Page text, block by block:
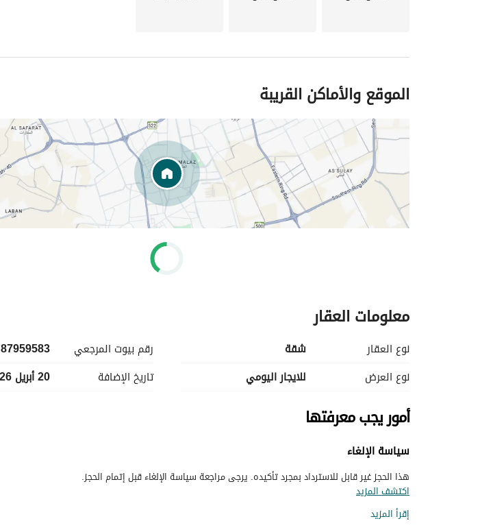
الموقع والأماكن القريبة
معلومات العقار
نوع العقار
شقة
نوع العرض
للايجار اليومي
رقم بيوت المرجعي
87959583
تاريخ الإضافة
20 أبريل 2026
أمور يجب معرفتها
سياسة الإلغاء
هذا الحجز غير قابل للاسترداد بمجرد تأكيده. يرجى مراجعة سياسة الإلغاء قبل إتمام الحجز.
اكتشف المزيد
إقرأ المزيد